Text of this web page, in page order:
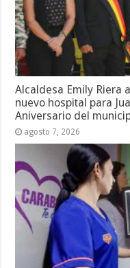
Alcaldesa Emily Riera
nuevo hospital para
Aniversario del
agosto 7, 2026